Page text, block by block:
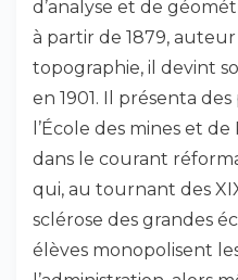
d’analyse et de
à partir de 1879,
topographie, il devint
en 1901. Il présenta
l’École des mines et
dans le courant
qui, au tournant des
sclérose des grandes
élèves monopolisent